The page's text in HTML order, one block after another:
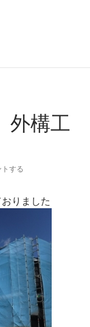
構工
トする
りました